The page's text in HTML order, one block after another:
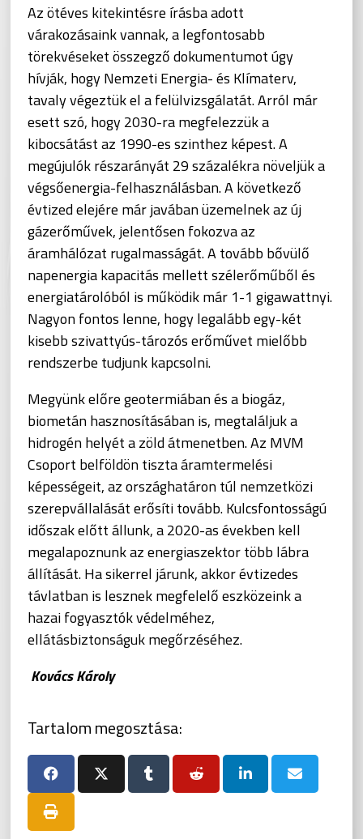
Az ötéves kitekintésre írásba adott
várakozásaink vannak, a legfontosabb
törekvéseket összegző dokumentumot úgy
hívják, hogy Nemzeti Energia- és Klímaterv,
tavaly végeztük el a felülvizsgálatát. Arról már
esett szó, hogy 2030-ra megfelezzük a
kibocsátást az 1990-es szinthez képest. A
megújulók részarányát 29 százalékra növeljük a
végsőenergia-felhasználásban. A következő
évtized elejére már javában üzemelnek az új
gázerőművek, jelentősen fokozva az
áramhálózat rugalmasságát. A tovább bővülő
napenergia kapacitás mellett szélerőműből és
energiatárolóból is működik már 1-1 gigawattnyi.
Nagyon fontos lenne, hogy legalább egy-két
kisebb szivattyús-tározós erőművet mielőbb
rendszerbe tudjunk kapcsolni.
Megyünk előre geotermiában és a biogáz,
biometán hasznosításában is, megtaláljuk a
hidrogén helyét a zöld átmenetben. Az MVM
Csoport belföldön tiszta áramtermelési
képességeit, az országhatáron túl nemzetközi
szerepvállalását erősíti tovább. Kulcsfontosságú
időszak előtt állunk, a 2020-as években kell
megalapoznunk az energiaszektor több lábra
állítását. Ha sikerrel járunk, akkor évtizedes
távlatban is lesznek megfelelő eszközeink a
hazai fogyasztók védelméhez,
ellátásbiztonságuk megőrzéséhez.
Kovács Károly
Tartalom megosztása: